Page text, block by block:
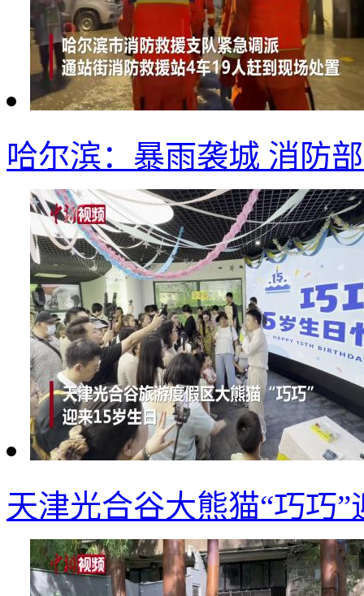
哈尔滨：暴雨袭城 消防
天津光合谷大熊猫“巧巧”